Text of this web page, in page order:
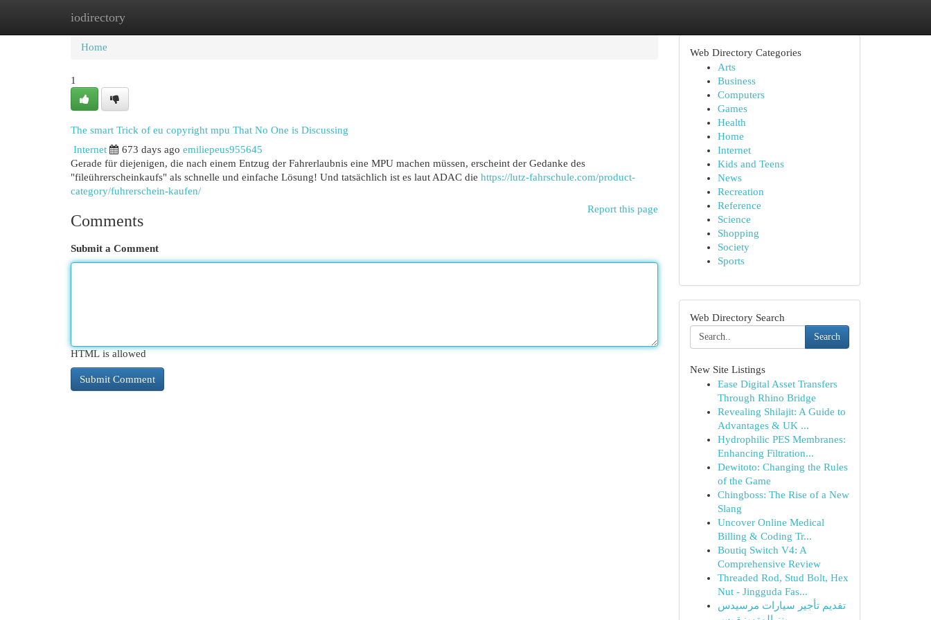
iodirectory
Home
Home
1
The smart Trick of eu copyright mpu That No One is Discussing
Internet
673 days ago emiliepeus955645
Gerade für diejenigen, die nach einem Entzug der Fahrerlaubnis eine MPU machen müssen, erscheint der Gedanke des
"fileührerscheinkaufs" als schnelle und einfache Lösung! Und tatsächlich ist es laut ADAC die https://lutz-fahrschule.com/product-
category/fuhrerschein-kaufen/
Report this page
Comments
Submit a Comment
HTML is allowed
Web Directory Categories
Arts
Business
Computers
Games
Health
Home
Internet
Kids and Teens
News
Recreation
Reference
Science
Shopping
Society
Sports
Web Directory Search
Search
New Site Listings
Ease Digital Asset Transfers
Through Rhino Bridge
Revealing Shilajit: A Guide to
Advantages & UK ...
Hydrophilic PES Membranes:
Enhancing Filtration...
Dewitoto: Changing the Rules
of the Game
Chingboss: The Rise of a New
Slang
Uncover Online Medical
Billing & Coding Tr...
Boutiq Switch V4: A
Comprehensive Review
Threaded Rod, Stud Bolt, Hex
Nut - Jingguda Fas...
تقديم تأجير سيارات مرسيدس